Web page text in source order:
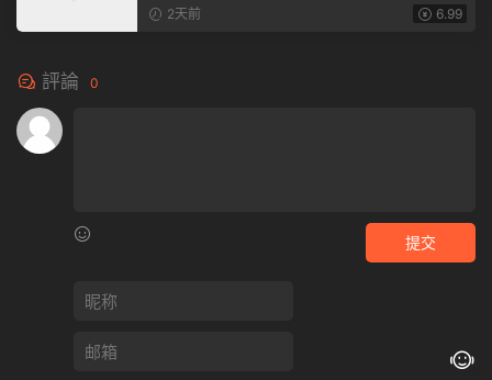
2天前 6.99
評論 0
提交